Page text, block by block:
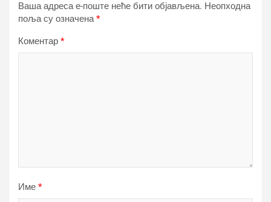
Ваша адреса е-поште неће бити објављена. Неопходна
поља су означена*
Коментар *
Име *